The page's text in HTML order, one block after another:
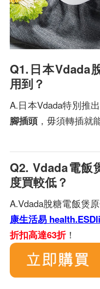
Q1.日本Vdada
用到？
A.日本Vdada特別推
腳插頭 ，毋須轉插就
Q2. Vdada電飯
度買較低？
A.Vdada脫糖電飯煲
康生活易
折扣高達63折！